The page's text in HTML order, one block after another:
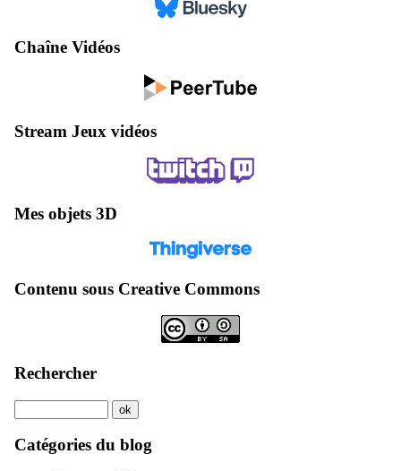
Chaîne Vidéos
Stream Jeux vidéos
Mes objets 3D
Contenu sous Creative Commons
Rechercher
Catégories du blog